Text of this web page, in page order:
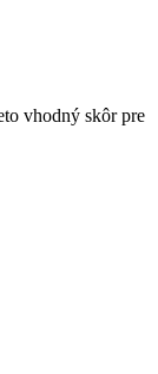
vhodný skôr pre